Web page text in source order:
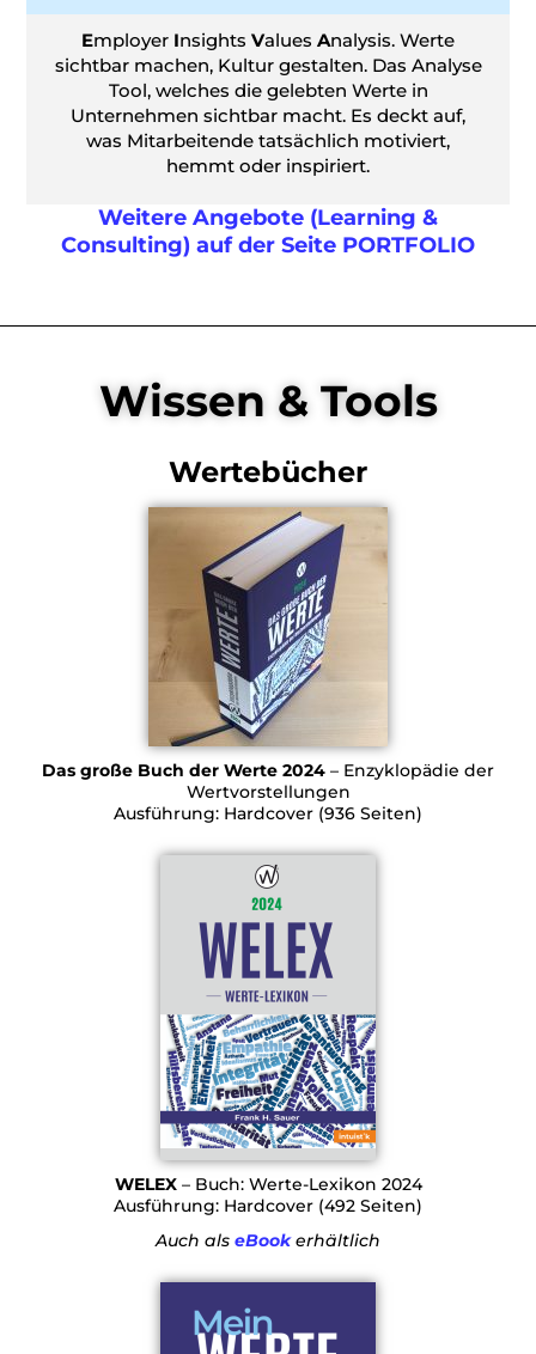
Employer Insights Values Analysis. Werte
sichtbar machen, Kultur gestalten. Das Analyse
Tool, welches die gelebten Werte in
Unternehmen sichtbar macht. Es deckt auf,
was Mitarbeitende tatsächlich motiviert,
hemmt oder inspiriert.
Weitere Angebote (Learning &
Consulting) auf der Seite PORTFOLIO
Wissen & Tools
Wertebücher
Das große Buch der Werte 2024 – Enzyklopädie der
Wertvorstellungen
Ausführung: Hardcover (936 Seiten)
WELEX– Buch: Werte-Lexikon 2024
Ausführung: Hardcover (492 Seiten)
Auch als eBookerhältlich